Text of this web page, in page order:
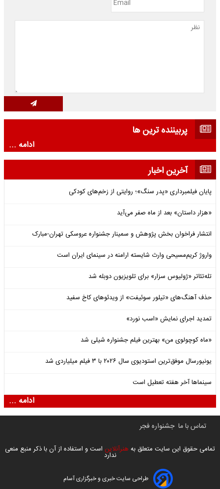
پربیننده ترین ها
ادامه ...
آخرین اخبار
پایان فیلمبرداری «پدر سنگ»؛ روایتی از زخم‌های کودکی
«هزار داستان» بعد از ماه صفر می‌آید
انتشار فراخوان بخش پژوهش و سمینار جشنواره عروسکی تهران-مبارک
واروژ کریم‌مسیحی وارث شایسته ارامنه در سینمای ایران است
تله‌تئاتر «ژولیوس سزار» برای تلویزیون دوبله شد
حذف آهنگ‌های «تیلور سوئیفت» از ویدئوهای کاخ سفید
تمدید اجرای نمایش «اسب نورد»
«ماه کوچولوی من» بهترین فیلم جشنواره شیلی شد
یونیورسال موفق‌ترین استودیوی سال ۲۰۲۶ با ۳ فیلم میلیاردی شد
سینماها آخر هفته تعطیل است
ادامه ...
تماس با ما جشنواره فجر
تمامی حقوق این سایت متعلق به هنرآنلاین است و استفاده از آن با ذکر منبع منعی
ندارد
طراحی سایت خبری و خبرگزاری آسام